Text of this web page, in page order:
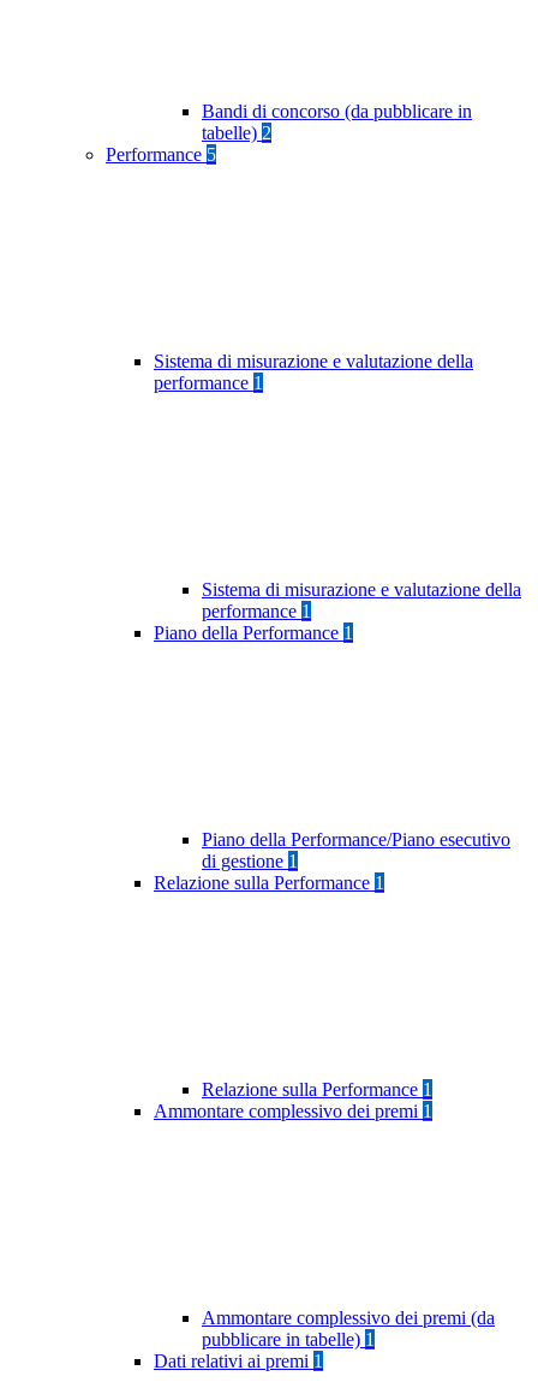
Bandi di concorso (da pubblicare in
tabelle) 2
Performance 5
Sistema di misurazione e valutazione della
performance 1
Sistema di misurazione e valutazione della
performance 1
Piano della Performance 1
Piano della Performance/Piano esecutivo
di gestione 1
Relazione sulla Performance 1
Relazione sulla Performance 1
Ammontare complessivo dei premi 1
Ammontare complessivo dei premi (da
pubblicare in tabelle) 1
Dati relativi ai premi 1